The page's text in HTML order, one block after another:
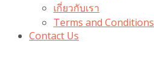
เกี่ยวกับเรา
Terms and Conditions
Contact Us